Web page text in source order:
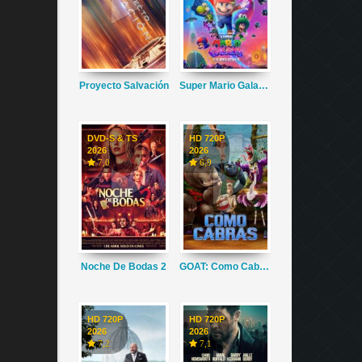
Proyecto Salvación Super Mario Galaxy La Película
DVD-S & TS
2026
7,0
Noche De Bodas 2
HD 720P
2026
6,9
GOAT: Como Cabras
HD 720P
2026
7,2
HD 720P
2026
7,1